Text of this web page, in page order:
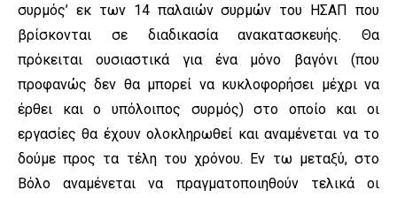
συρμός’ εκ των 14 παλαιών συρμών του ΗΣΑΠ που
βρίσκονται σε διαδικασία ανακατασκευής. Θα
πρόκειται ουσιαστικά για ένα μόνο βαγόνι (που
προφανώς δεν θα μπορεί να κυκλοφορήσει μέχρι να
έρθει και ο υπόλοιπος συρμός) στο οποίο και οι
εργασίες θα έχουν ολοκληρωθεί και αναμένεται να το
δούμε προς τα τέλη του χρόνου. Εν τω μεταξύ, στο
Βόλο αναμένεται να πραγματοποιηθούν τελικά οι